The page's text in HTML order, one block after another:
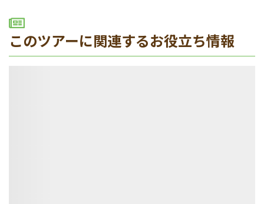
このツアーに関連するお役立ち情報